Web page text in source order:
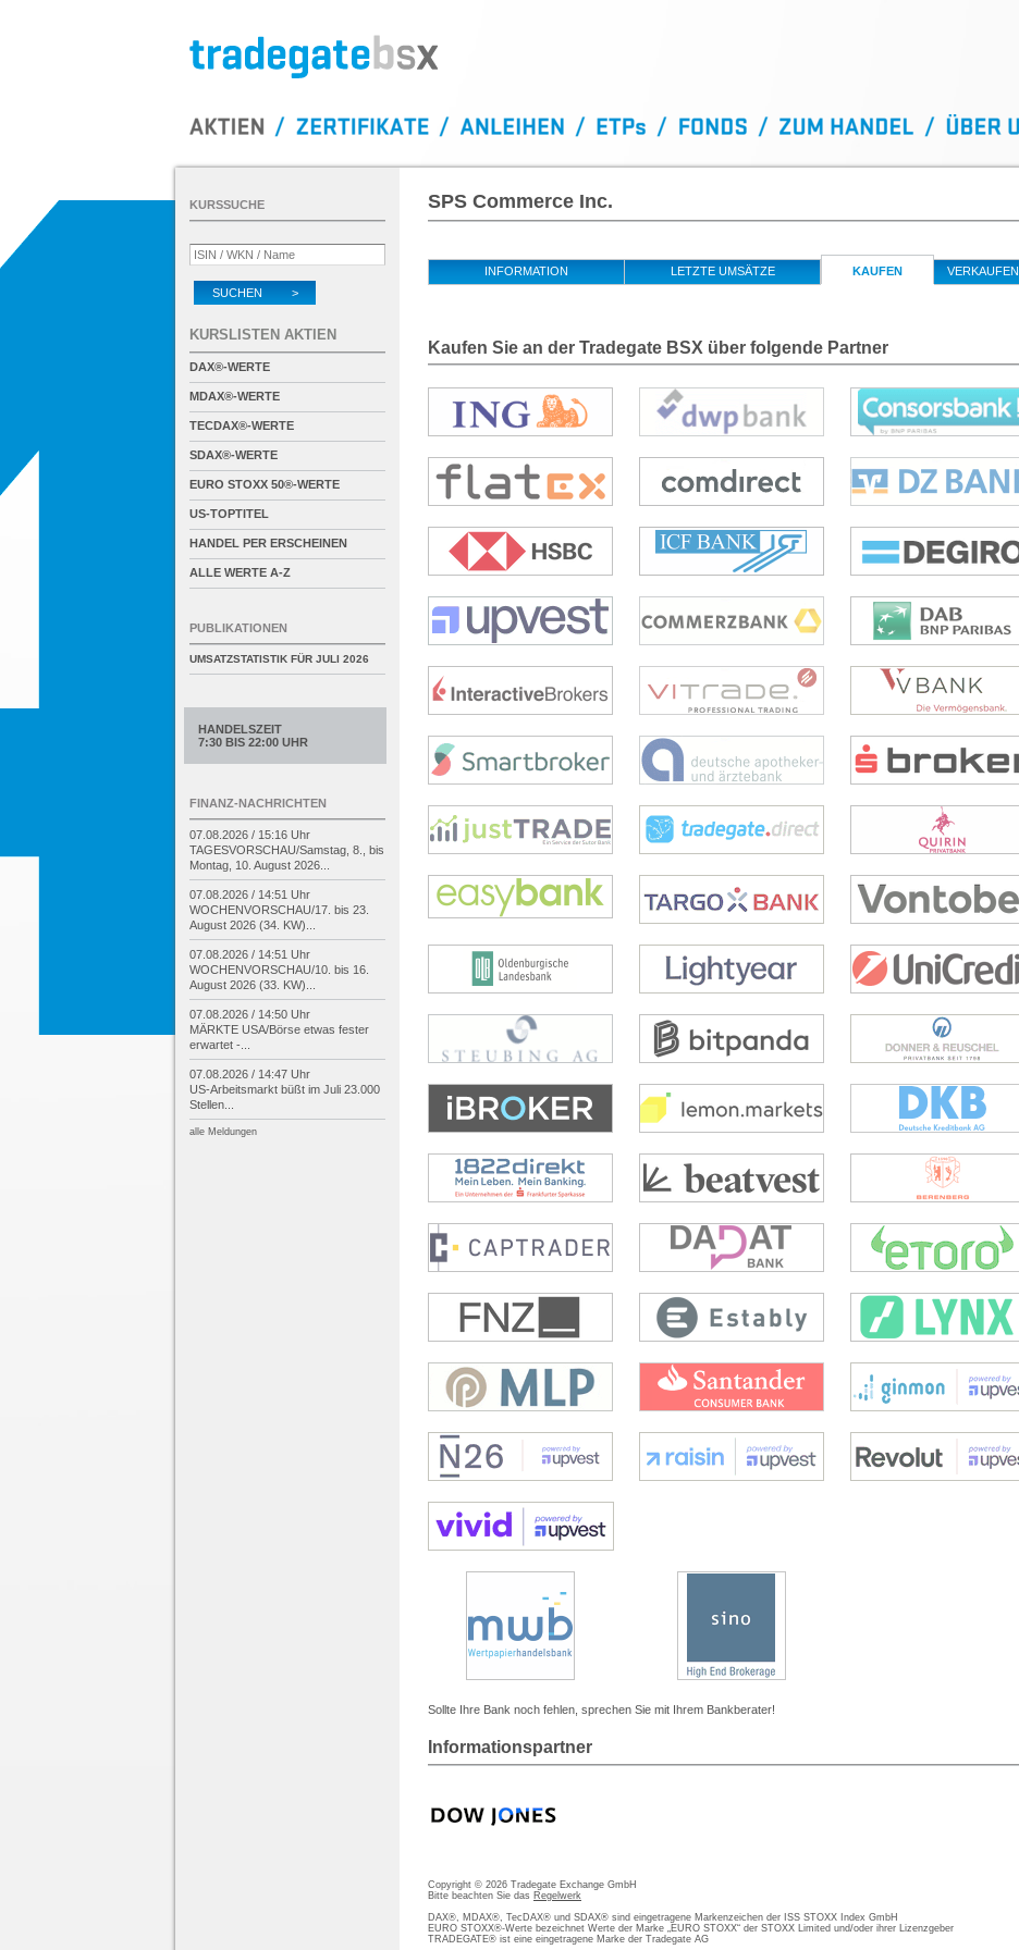
SPS Commerce Inc.
INFORMATION LETZTE UMSÄTZE KAUFEN VERKAUFEN
Kaufen Sie an der Tradegate BSX über folgende Partner
Sollte Ihre Bank noch fehlen, sprechen Sie mit Ihrem Bankberater!
Informationspartner
Copyright © 2026 Tradegate Exchange GmbH
Bitte beachten Sie das Regelwerk
DAX®, MDAX®, TecDAX® und SDAX® sind eingetragene Markenzeichen der ISS STOXX Index GmbH
EURO STOXX®-Werte bezeichnet Werte der Marke „EURO STOXX“ der STOXX Limited und/oder ihrer Lizenzgeber
TRADEGATE® ist eine eingetragene Marke der Tradegate AG
KURSSUCHE
SUCHEN >
KURSLISTEN AKTIEN
DAX®-WERTE
MDAX®-WERTE
TECDAX®-WERTE
SDAX®-WERTE
EURO STOXX 50®-WERTE
US-TOPTITEL
HANDEL PER ERSCHEINEN
ALLE WERTE A-Z
PUBLIKATIONEN
UMSATZSTATISTIK FÜR JULI 2026
HANDELSZEIT
7:30 BIS 22:00 UHR
FINANZ-NACHRICHTEN
07.08.2026 / 15:16 Uhr
TAGESVORSCHAU/Samstag, 8., bis
Montag, 10. August 2026...
07.08.2026 / 14:51 Uhr
WOCHENVORSCHAU/17. bis 23.
August 2026 (34. KW)...
07.08.2026 / 14:51 Uhr
WOCHENVORSCHAU/10. bis 16.
August 2026 (33. KW)...
07.08.2026 / 14:50 Uhr
MÄRKTE USA/Börse etwas fester
erwartet -
07.08.2026 / 14:47 Uhr
US-Arbeitsmarkt büßt im Juli 23.000
Stellen...
alle Meldungen